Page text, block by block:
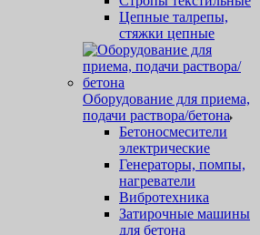
Цепные талрепы,
стяжки цепные
Оборудование для приема,
подачи раствора/бетона
Бетоносмесители
электрические
Генераторы, помпы,
нагреватели
Вибротехника
Затирочные машины
для бетона